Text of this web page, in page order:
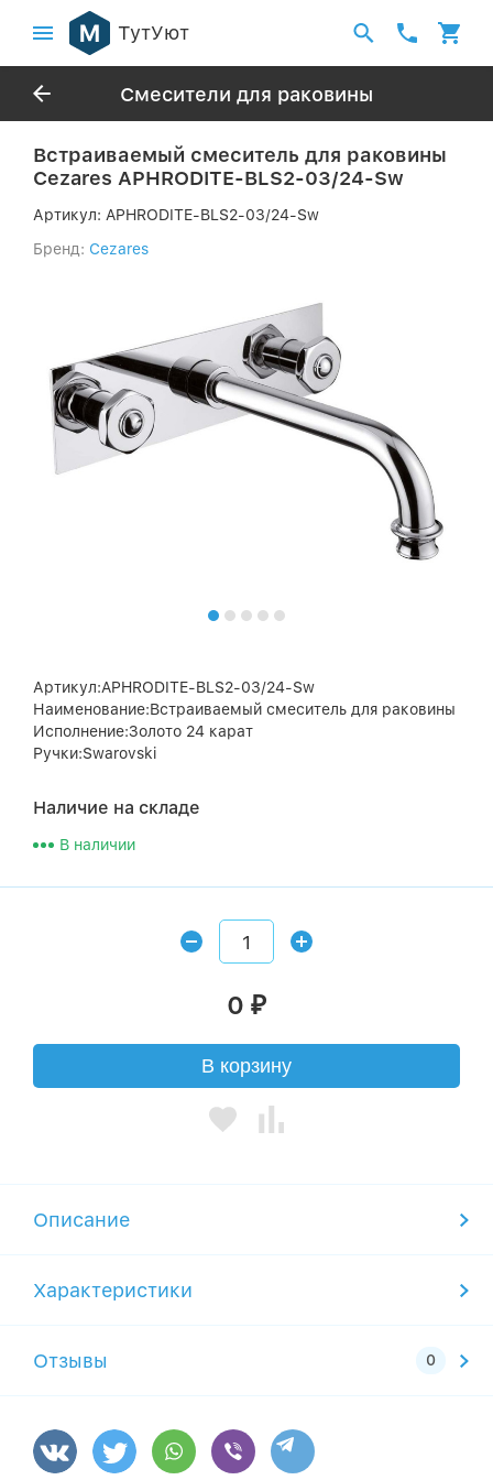
ТутУют
Смесители для раковины
Встраиваемый смеситель для раковины
Cezares APHRODITE-BLS2-03/24-Sw
Артикул: APHRODITE-BLS2-03/24-Sw
Бренд: Cezares
Артикул:APHRODITE-BLS2-03/24-Sw
Наименование:Встраиваемый смеситель для раковины
Исполнение:Золото 24 карат
Ручки:Swarovski
Наличие на складе
В наличии
0 ₽
В корзину
Описание
Характеристики
Отзывы